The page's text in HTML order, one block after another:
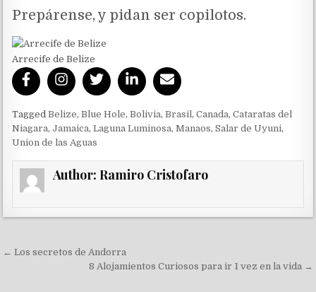
Prepárense, y pidan ser copilotos.
Arrecife de Belize
TaggedBelize,Blue Hole,Bolivia,Brasil,Canada,Cataratas del
Niagara,Jamaica,Laguna Luminosa,Manaos,Salar de Uyuni,
Union de las Aguas
Author:Ramiro Cristofaro
Navegación de entradas
← Los secretos de Andorra
8 Alojamientos Curiosos para ir 1 vez en la vida →